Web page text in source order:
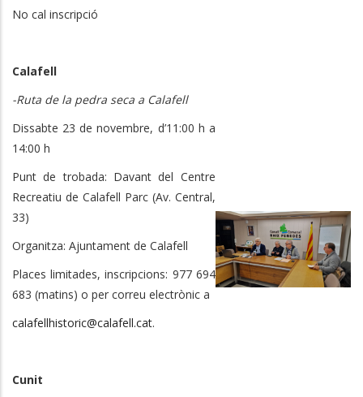
No cal inscripció
Calafell
-Ruta de la pedra seca a Calafell
Dissabte 23 de novembre, d’11:00 h a
14:00 h
Punt de trobada: Davant del Centre
Recreatiu de Calafell Parc (Av. Central,
33)
Organitza: Ajuntament de Calafell
Places limitades, inscripcions: 977 694
683 (matins) o per correu electrònic a
calafellhistoric@calafell.cat.
Cunit